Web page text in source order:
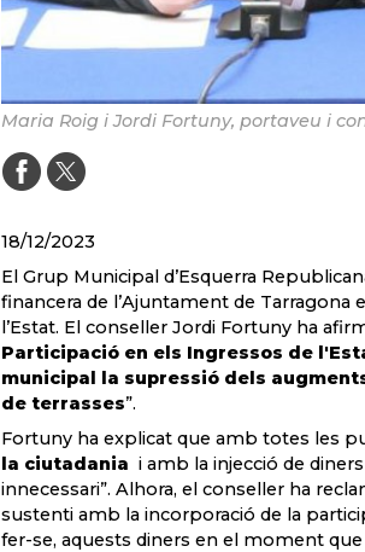
Maria Roig i Jordi Fortuny, portaveu i
18/12/2023
El Grup Municipal d’Esquerra
financera de l’Ajuntament de
l’Estat. El conseller Jordi Fortuny ha
Participació en els Ingressos de
municipal la supressió dels
de terrasses”.
Fortuny ha explicat que amb totes les
la ciutadania i amb la injecció de
innecessari”. Alhora, el conseller ha
sustenti amb la incorporació de la
fer-se, aquests diners en el moment